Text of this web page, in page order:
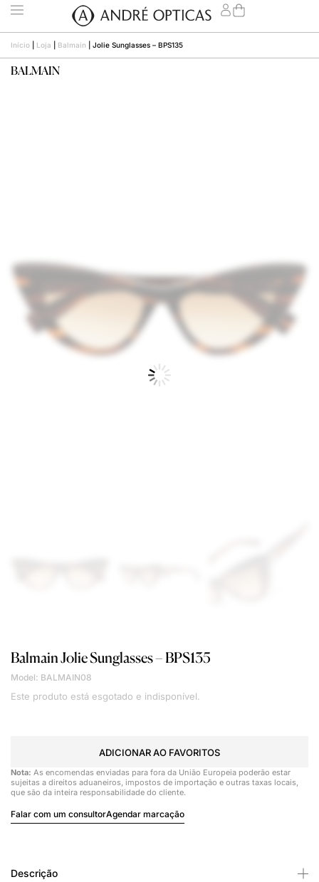
Início Loja Balmain Jolie Sunglasses – BPS135
BALMAIN
BalmainJolie Sunglasses – BPS135
Model: BALMAIN08
Este produto está esgotado e indisponível.
ADICIONAR AO FAVORITOS
Nota: As encomendas enviadas para fora da União Europeia poderão estar
sujeitas a direitos aduaneiros, impostos de importação e outras taxas locais,
que são da inteira responsabilidade do cliente.
Falar com um consultorAgendar marcação
Descrição